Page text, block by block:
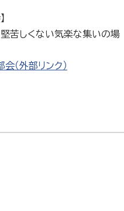
苦しくない気楽な集いの場
（外部リンク）